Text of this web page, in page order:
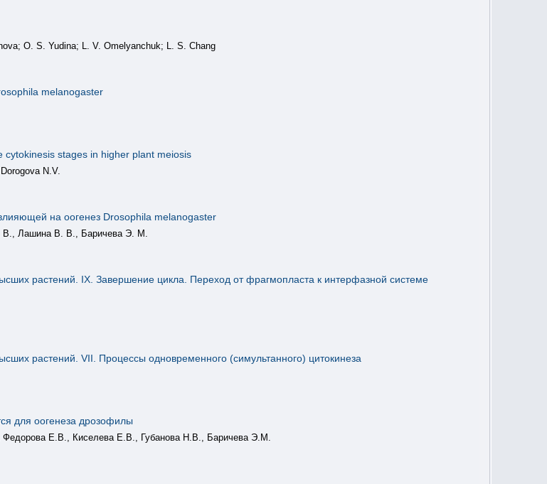
O. S. Yudina; L. V. Omelyanchuk; L. S. Chang
melanogaster
stages in higher plant meiosis
N.V.
на оогенез Drosophila melanogaster
В., Лашина В. В., Баричева Э. М.
растений. IX. Завершение цикла. Переход от фрагмопласта к интерфазной системе
растений. VII. Процессы одновременного (симультанного) цитокинеза
для оогенеза дрозофилы
Е.В., Киселева Е.В., Губанова Н.В., Баричева Э.М.